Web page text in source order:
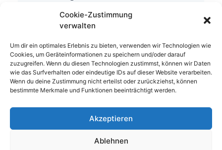
Cookie-Zustimmung
verwalten
Um dir ein optimales Erlebnis zu bieten, verwenden wir Technologien wie
Cookies, um Geräteinformationen zu speichern und/oder darauf
zuzugreifen. Wenn du diesen Technologien zustimmst, können wir Daten
wie das Surfverhalten oder eindeutige IDs auf dieser Website verarbeiten.
Wenn du deine Zustimmung nicht erteilst oder zurückziehst, können
bestimmte Merkmale und Funktionen beeinträchtigt werden.
Akzeptieren
Ablehnen
ist aus datenschutzrechtlichen Gründen
nicht gestattet.
Wir bitten um Ihr Verständnis.
Die Schulleitung